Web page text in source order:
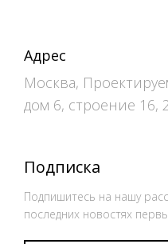
Адрес
Москва,
дом 6, строение
Подписка
Подпишитесь на нашу
последних новостях